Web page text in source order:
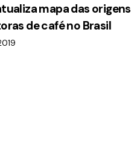
mapa das origens
de café no Brasil